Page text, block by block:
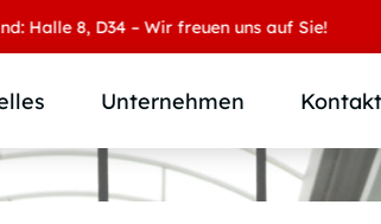
8, D34 – Wir freuen uns auf Sie!
Produktübersicht
Unternehmen
Wer wir sind
Kontakt